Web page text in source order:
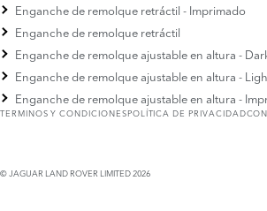
Enganche de remolque retráctil - Imprimado
Enganche de remolque retráctil
Enganche de remolque ajustable en altura -
Enganche de remolque ajustable en altura -
Enganche de remolque ajustable en altura -
TERMINOS Y CONDICIONESPOLÍTICA DE PRIVACIDAD
© JAGUAR LAND ROVER LIMITED 2026